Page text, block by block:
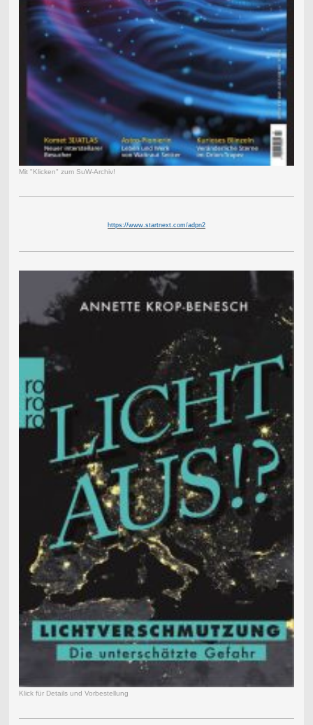
Mit "Klicken" zum SuW-Archiv!
https://www.startnext.com/adpn2
Klick für Details und Vorbestellung